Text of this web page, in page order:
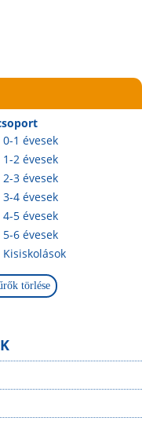
0-1 évesek
1-2 évesek
2-3 évesek
3-4 évesek
4-5 évesek
5-6 évesek
Kisiskolások